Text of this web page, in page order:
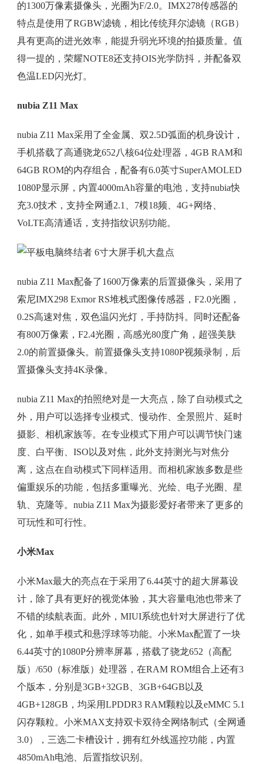
的1300万像素摄像头，光圈为F/2.0。IMX278传感器的
特点是使用了RGBW滤镜，相比传统拜尔滤镜（RGB）
具有更高的进光效率，能提升弱光环境的拍摄质量。值
得一提的，荣耀NOTE8还支持OIS光学防抖，并配备双
色温LED闪光灯。
nubia Z11 Max
nubia Z11 Max采用了全金属、双2.5D弧面的机身设计，
手机搭载了高通骁龙652八核64位处理器，4GB RAM和
64GB ROM的内存组合，配备有6.0英寸SuperAMOLED
1080P显示屏，内置4000mAh容量的电池，支持nubia快
充3.0技术，支持全网通2.1、7模18频、4G+网络、
VoLTE高清通话，支持指纹识别功能。
nubia Z11 Max配备了1600万像素的后置摄像头，采用了
索尼IMX298 Exmor RS堆栈式图像传感器，F2.0光圈，
0.2S高速对焦，双色温闪光灯，手持防抖。同时还配备
有800万像素，F2.4光圈，高感光80度广角，超强美肤
2.0的前置摄像头。前置摄像头支持1080P视频录制，后
置摄像头支持4K录像。
nubia Z11 Max的拍照绝对是一大亮点，除了自动模式之
外，用户可以选择专业模式、慢动作、全景照片、延时
摄影、相机家族等。在专业模式下用户可以调节快门速
度、白平衡、ISO以及对焦，此外支持测光与对焦分
离，这点在自动模式下同样适用。而相机家族多数是些
偏重娱乐的功能，包括多重曝光、光绘、电子光圈、星
轨、克隆等。nubia Z11 Max为摄影爱好者带来了更多的
可玩性和可行性。
小米Max
小米Max最大的亮点在于采用了6.44英寸的超大屏幕设
计，除了具有更好的视觉体验，其大容量电池也带来了
不错的续航表面。此外，MIUI系统也针对大屏进行了优
化，如单手模式和悬浮球等功能。小米Max配置了一块
6.44英寸的1080P分辨率屏幕，搭载了骁龙652（高配
版）/650（标准版）处理器，在RAM ROM组合上还有3
个版本，分别是3GB+32GB、3GB+64GB以及
4GB+128GB，均采用LPDDR3 RAM颗粒以及eMMC 5.1
闪存颗粒。小米MAX支持双卡双待全网络制式（全网通
3.0），三选二卡槽设计，拥有红外线遥控功能，内置
4850mAh电池、后置指纹识别。